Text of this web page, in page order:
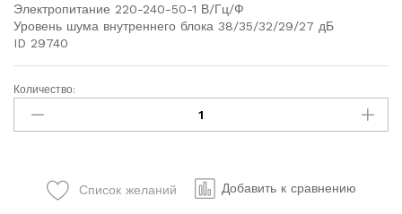
Электропитание 220-240-50-1 В/Гц/Ф
Уровень шума внутреннего блока 38/35/32/29/27 дБ
ID 29740
Количество:
Список желаний Добавить к сравнению